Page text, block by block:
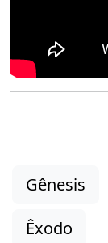
Gênesis
Êxodo